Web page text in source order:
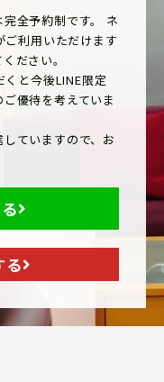
全予約制です。 ネ
ご利用いただけます
ださい。
と今後LINE限定
優待を考えていま
ていますので、お
る